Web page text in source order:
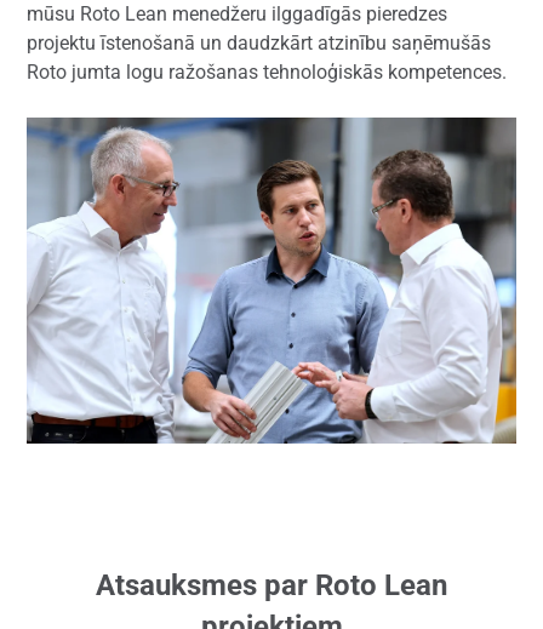
mūsu Roto Lean menedžeru ilggadīgās pieredzes
projektu īstenošanā un daudzkārt atzinību saņēmušās
Roto jumta logu ražošanas tehnoloģiskās kompetences.
Atsauksmes par Roto Lean